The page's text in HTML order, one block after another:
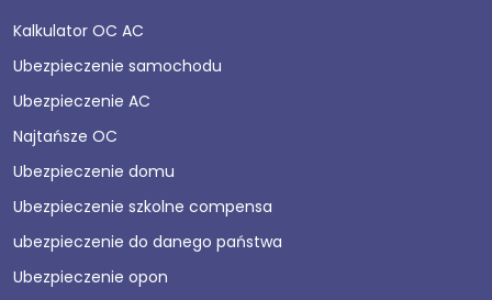
Kalkulator OC AC
Ubezpieczenie samochodu
Ubezpieczenie AC
Najtańsze OC
Ubezpieczenie domu
Ubezpieczenie szkolne compensa
ubezpieczenie do danego państwa
Ubezpieczenie opon